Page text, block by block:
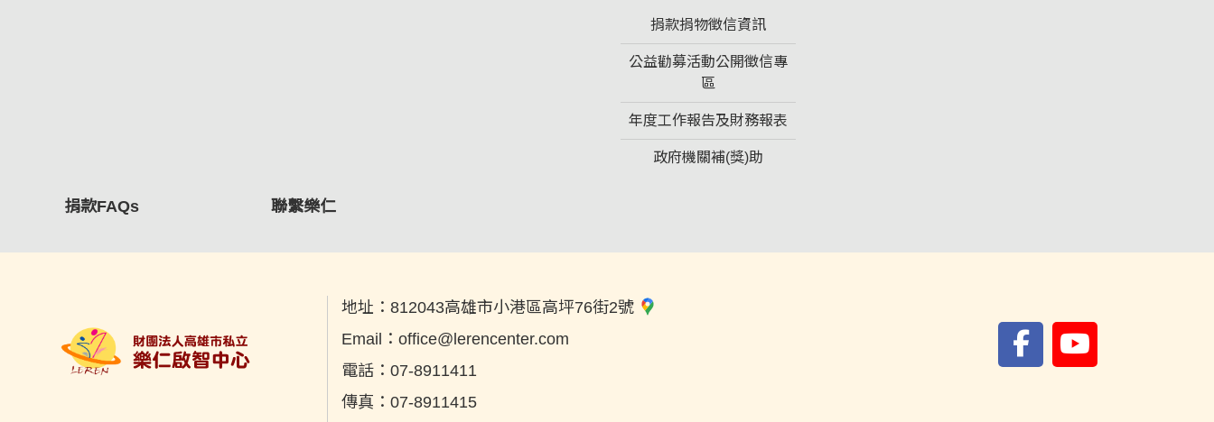
捐款捐物徵信資訊
公益勸募活動公開徵信專
區
年度工作報告及財務報表
政府機關補(獎)助
捐款FAQs 聯繫樂仁
地址： 812043高雄市小港區高坪76街2號
Email： office@lerencenter.com
電話： 07-8911411
傳真： 07-8911415